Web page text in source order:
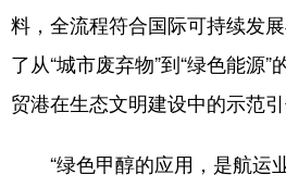
料，全流程符合国际可持续发
了从“城市废弃物”到“绿色能源
贸港在生态文明建设中的示范引
“绿色甲醇的应用，是航运